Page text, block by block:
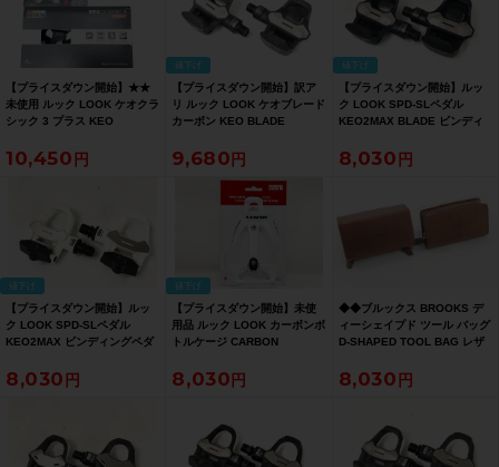
【プライスダウン開始】★★
未使用 ルック LOOK ケオクラ
シック 3 プラス KEO
グペダル KEO GRIP セット
（サイクルパラダイス山口よ
10,450
値下げ
【プライスダウン開始】訳ア
リ ルック LOOK ケオブレード
カーボン KEO BLADE
カーボン【お買い得SALE】
9,680
値下げ
【プライスダウン開始】ルッ
ク LOOK SPD-SLペダル
KEO2MAX BLADE ビンディ
8,030
値下げ
【プライスダウン開始】ルッ
ク LOOK SPD-SLペダル
KEO2MAX ビンディングペダ
8,030
値下げ
【プライスダウン開始】未使
用品 ルック LOOK カーボンボ
トルケージ CARBON
買い得SALE】
8,030
◆◆ブルックス BROOKS デ
ィーシェイプド ツール バッグ
D-SHAPED TOOL BAG レザ
ラダイス大阪より配送）
8,030